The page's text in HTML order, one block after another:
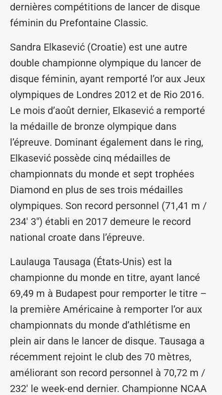
dernières compétitions de lancer de disque
féminin du Prefontaine Classic.
Sandra Elkasević (Croatie) est une autre
double championne olympique du lancer de
disque féminin, ayant remporté l’or aux Jeux
olympiques de Londres 2012 et de Rio 2016.
Le mois d’août dernier, Elkasević a remporté
la médaille de bronze olympique dans
l’épreuve. Dominant également dans le ring,
Elkasević possède cinq médailles de
championnats du monde et sept trophées
Diamond en plus de ses trois médailles
olympiques. Son record personnel (71,41 m /
234′ 3″) établi en 2017 demeure le record
national croate dans l’épreuve.
Laulauga Tausaga (États-Unis) est la
championne du monde en titre, ayant lancé
69,49 m à Budapest pour remporter le titre –
la première Américaine à remporter l’or aux
championnats du monde d’athlétisme en
plein air dans le lancer de disque. Tausaga a
récemment rejoint le club des 70 mètres,
améliorant son record personnel à 70,72 m /
232′ le week-end dernier. Championne NCAA